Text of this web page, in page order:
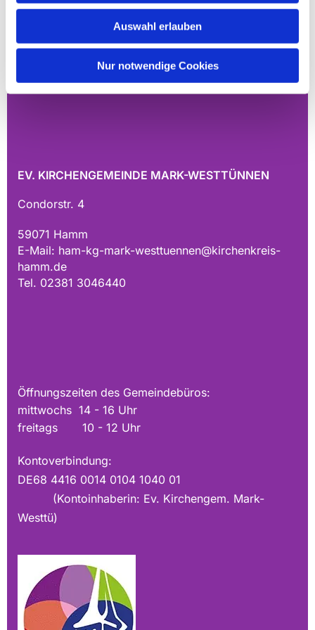
Auswahl erlauben
Nur notwendige Cookies
EV. KIRCHENGEMEINDE MARK-WESTTÜNNEN
Condorstr. 4
59071 Hamm
E-Mail: ham-kg-mark-westtuennen@kirchenkreis-
hamm.de
Tel. 02381 3046440
Öffnungszeiten des Gemeindebüros:
mittwochs 14 - 16 Uhr
freitags 10 - 12 Uhr
Kontoverbindung:
DE68 4416 0014 0104 1040 01
(Kontoinhaberin: Ev. Kirchengem. Mark-
Westtü)